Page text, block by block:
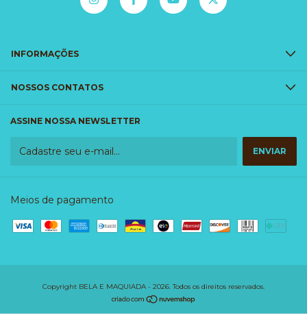
INFORMAÇÕES
NOSSOS CONTATOS
ASSINE NOSSA NEWSLETTER
Meios de pagamento
Copyright BELA E MAQUIADA - 2026. Todos os direitos reservados.